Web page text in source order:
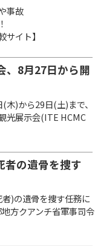
事故
イト】
、8月27日から開
)から29日(土)まで、
光展示会(ITE HCMC
者の遺骨を捜す
)の遺骨を捜す任務に
方クアンチ省軍事司令